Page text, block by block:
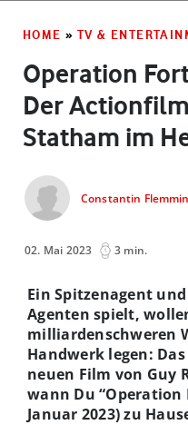
HOME » TV &
Operation
Der
Statham im
Constantin
02. Mai 2023 3 min.
Ein Spitzenagent
Agenten spielt,
milliardenschweren
Handwerk legen:
neuen Film von Guy
wann Du
Januar 2023) zu